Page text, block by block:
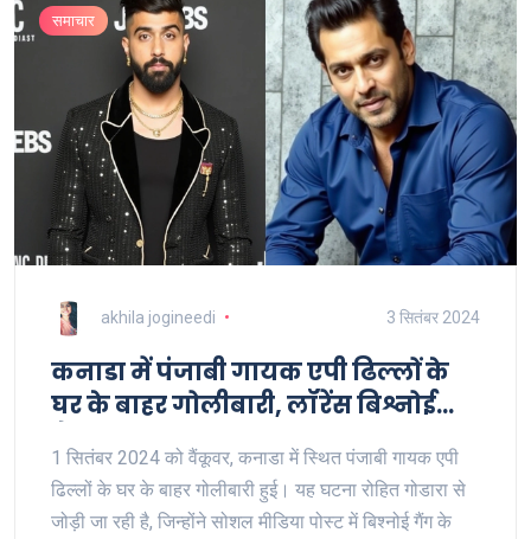
समाचार
akhila jogineedi 3 सितंबर 2024
कनाडा में पंजाबी गायक एपी ढिल्लों के
घर के बाहर गोलीबारी, लॉरेंस बिश्नोई
1 सितंबर 2024 को वैंकूवर, कनाडा में स्थित पंजाबी गायक एपी
ढिल्लों के घर के बाहर गोलीबारी हुई। यह घटना रोहित गोडारा से
जोड़ी जा रही है, जिन्होंने सोशल मीडिया पोस्ट में बिश्नोई गैंग के